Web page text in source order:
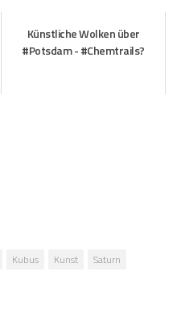
Künstliche Wolken über
#Potsdam - #Chemtrails?
Kubus Kunst
Saturn